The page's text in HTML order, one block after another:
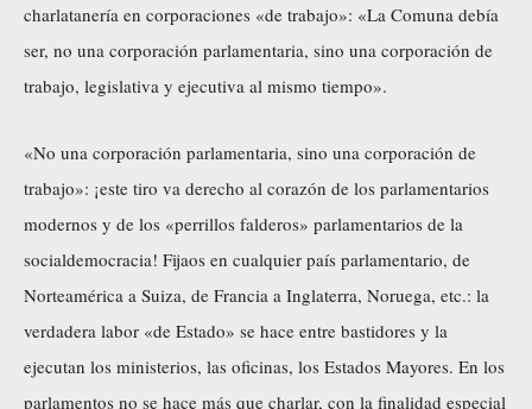
charlatanería en corporaciones «de trabajo»: «La Comuna debía
ser, no una corporación parlamentaria, sino una corporación de
trabajo, legislativa y ejecutiva al mismo tiempo».
«No una corporación parlamentaria, sino una corporación de
trabajo»: ¡este tiro va derecho al corazón de los parlamentarios
modernos y de los «perrillos falderos» parlamentarios de la
socialdemocracia! Fijaos en cualquier país parlamentario, de
Norteamérica a Suiza, de Francia a Inglaterra, Noruega, etc.: la
verdadera labor «de Estado» se hace entre bastidores y la
ejecutan los ministerios, las oficinas, los Estados Mayores. En los
parlamentos no se hace más que charlar, con la finalidad especial